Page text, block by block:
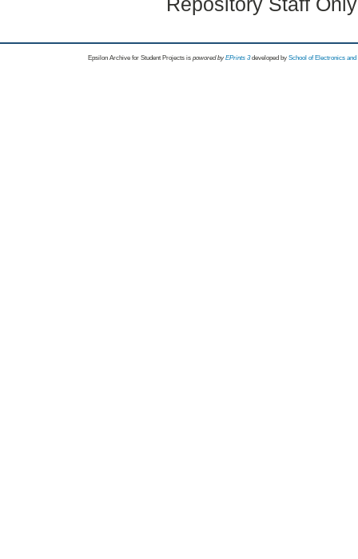
Epsilon Archive for Student Projects is powored byEPrints 3 developed by School of Electronics